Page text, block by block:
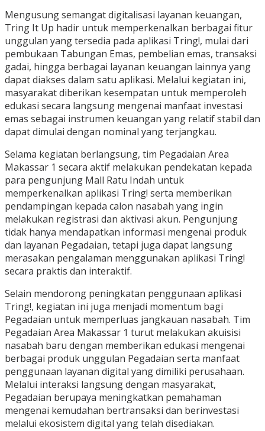
Mengusung semangat digitalisasi layanan keuangan,
Tring It Up hadir untuk memperkenalkan berbagai fitur
unggulan yang tersedia pada aplikasi Tring!, mulai dari
pembukaan Tabungan Emas, pembelian emas, transaksi
gadai, hingga berbagai layanan keuangan lainnya yang
dapat diakses dalam satu aplikasi. Melalui kegiatan ini,
masyarakat diberikan kesempatan untuk memperoleh
edukasi secara langsung mengenai manfaat investasi
emas sebagai instrumen keuangan yang relatif stabil dan
dapat dimulai dengan nominal yang terjangkau.
Selama kegiatan berlangsung, tim Pegadaian Area
Makassar 1 secara aktif melakukan pendekatan kepada
para pengunjung Mall Ratu Indah untuk
memperkenalkan aplikasi Tring! serta memberikan
pendampingan kepada calon nasabah yang ingin
melakukan registrasi dan aktivasi akun. Pengunjung
tidak hanya mendapatkan informasi mengenai produk
dan layanan Pegadaian, tetapi juga dapat langsung
merasakan pengalaman menggunakan aplikasi Tring!
secara praktis dan interaktif.
Selain mendorong peningkatan penggunaan aplikasi
Tring!, kegiatan ini juga menjadi momentum bagi
Pegadaian untuk memperluas jangkauan nasabah. Tim
Pegadaian Area Makassar 1 turut melakukan akuisisi
nasabah baru dengan memberikan edukasi mengenai
berbagai produk unggulan Pegadaian serta manfaat
penggunaan layanan digital yang dimiliki perusahaan.
Melalui interaksi langsung dengan masyarakat,
Pegadaian berupaya meningkatkan pemahaman
mengenai kemudahan bertransaksi dan berinvestasi
melalui ekosistem digital yang telah disediakan.